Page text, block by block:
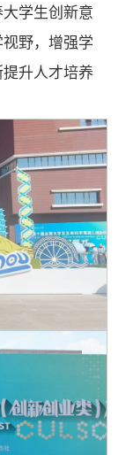
学生创新意
野，增强学
升人才培养